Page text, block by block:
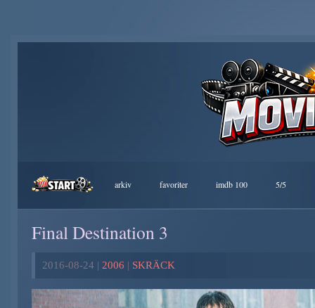
arkiv favoriter imdb 100 5/5
Final Destination 3
2016-08-24 | 2006 | SKRÄCK